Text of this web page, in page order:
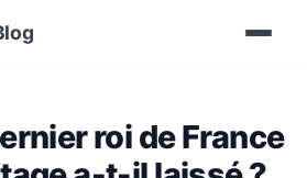
roi de France